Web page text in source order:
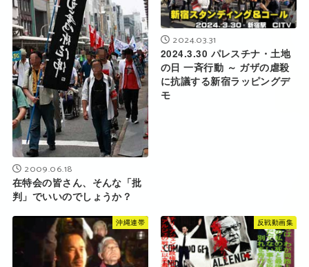
2009.06.18
在特会の皆さん、そんな「批
判」でいいのでしょうか？
2024.03.31
2024.3.30 パレスチナ・土地
の日 一斉行動 ～ ガザの虐殺
に抗議する新宿ラッピングデ
モ
沖縄連帯 反戦動画集